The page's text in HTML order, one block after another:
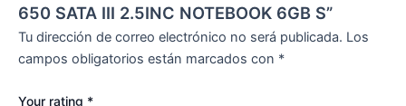
650 SATA III 2.5INC NOTEBOOK 6GB S”
Tu dirección de correo electrónico no será publicada. Los
campos obligatorios están marcados con *
Your rating *